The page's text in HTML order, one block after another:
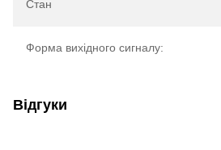
Стан
Форма вихідного сигналу:
Відгуки